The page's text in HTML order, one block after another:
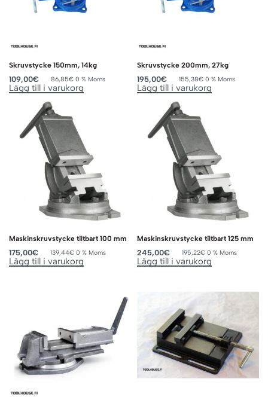
Skruvstycke 150mm, 14kg
109,00€ 86,85€ 0 % Moms
Lägg till i varukorg
Skruvstycke 200mm, 27kg
195,00€ 155,38€ 0 % Moms
Lägg till i varukorg
Maskinskruvstycke tiltbart 100 mm
175,00€ 139,44€ 0 % Moms
Lägg till i varukorg
Maskinskruvstycke tiltbart 125 mm
245,00€ 195,22€ 0 % Moms
Lägg till i varukorg